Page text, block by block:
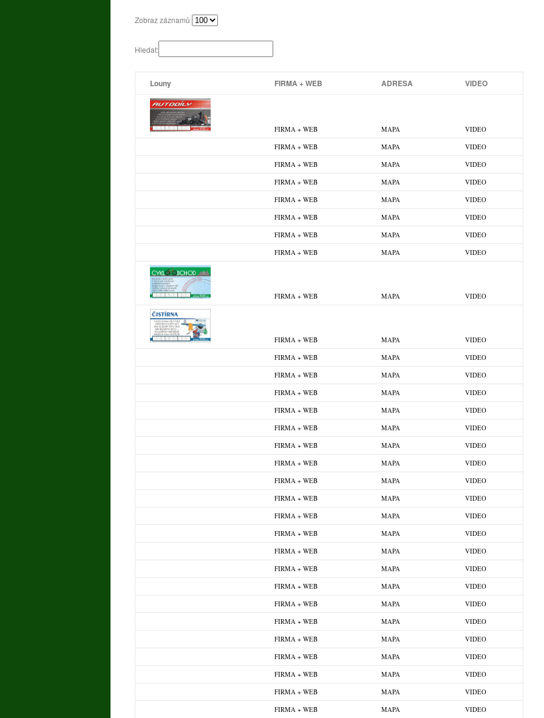
Zobraz záznamů
Hledat:
Louny FIRMA + WEB ADRESA VIDEO
FIRMA + WEB MAPA VIDEO
FIRMA + WEB MAPA VIDEO
FIRMA + WEB MAPA VIDEO
FIRMA + WEB MAPA VIDEO
FIRMA + WEB MAPA VIDEO
FIRMA + WEB MAPA VIDEO
FIRMA + WEB MAPA VIDEO
FIRMA + WEB MAPA VIDEO
FIRMA + WEB MAPA VIDEO
FIRMA + WEB MAPA VIDEO
FIRMA + WEB MAPA VIDEO
FIRMA + WEB MAPA VIDEO
FIRMA + WEB MAPA VIDEO
FIRMA + WEB MAPA VIDEO
FIRMA + WEB MAPA VIDEO
FIRMA + WEB MAPA VIDEO
FIRMA + WEB MAPA VIDEO
FIRMA + WEB MAPA VIDEO
FIRMA + WEB MAPA VIDEO
FIRMA + WEB MAPA VIDEO
FIRMA + WEB MAPA VIDEO
FIRMA + WEB MAPA VIDEO
FIRMA + WEB MAPA VIDEO
FIRMA + WEB MAPA VIDEO
FIRMA + WEB MAPA VIDEO
FIRMA + WEB MAPA VIDEO
FIRMA + WEB MAPA VIDEO
FIRMA + WEB MAPA VIDEO
FIRMA + WEB MAPA VIDEO
FIRMA + WEB MAPA VIDEO
FIRMA + WEB MAPA VIDEO